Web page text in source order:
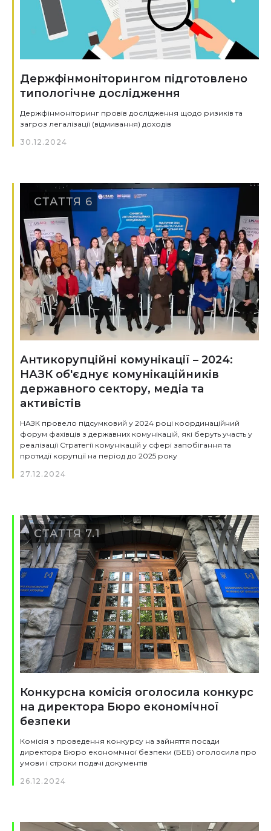
Держфінмоніторингом підготовлено
типологічне дослідження
Держфінмоніторинг провів дослідження щодо ризиків та
загроз легалізації (відмивання) доходів
30.12.2024
СТАТТЯ 6
Антикорупційні комунікації – 2024:
НАЗК об'єднує комунікаційників
державного сектору, медіа та
активістів
НАЗК провело підсумковий у 2024 році координаційний
форум фахівців з державних комунікацій, які беруть участь у
реалізації Стратегії комунікацій у сфері запобігання та
протидії корупції на період до 2025 року
27.12.2024
СТАТТЯ 7.1
Конкурсна комісія оголосила конкурс
на директора Бюро економічної
безпеки
Комісія з проведення конкурсу на зайняття посади
директора Бюро економічної безпеки (БЕБ) оголосила про
умови і строки подачі документів
26.12.2024